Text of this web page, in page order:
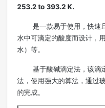
253.2 to 393.2 K.
是一款易于使用，快速
水中可滴定的酸度而设计，
水）等。
基于酸碱滴定法，该滴
法，使用强大的算法，通过
的完成。